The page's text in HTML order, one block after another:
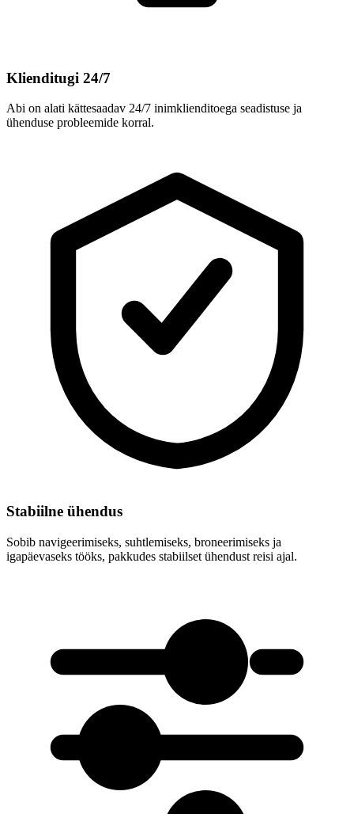
Klienditugi 24/7
Abi on alati kättesaadav 24/7 inimklienditoega seadistuse ja
ühenduse probleemide korral.
Stabiilne ühendus
Sobib navigeerimiseks, suhtlemiseks, broneerimiseks ja
igapäevaseks tööks, pakkudes stabiilset ühendust reisi ajal.